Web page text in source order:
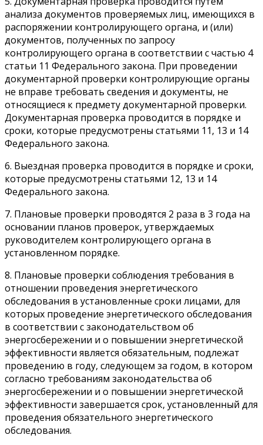
анализа документов проверяемых лиц, имеющихся в
распоряжении контролирующего органа, и (или)
документов, полученных по запросу
контролирующего органа в соответствии с частью 4
статьи 11 Федерального закона. При проведении
документарной проверки контролирующие органы
не вправе требовать сведения и документы, не
относящиеся к предмету документарной проверки.
Документарная проверка проводится в порядке и
сроки, которые предусмотрены статьями 11, 13 и 14
Федерального закона.
6. Выездная проверка проводится в порядке и сроки,
которые предусмотрены статьями 12, 13 и 14
Федерального закона.
7. Плановые проверки проводятся 2 раза в 3 года на
основании планов проверок, утверждаемых
руководителем контролирующего органа в
установленном порядке.
8. Плановые проверки соблюдения требования в
отношении проведения энергетического
обследования в установленные сроки лицами, для
которых проведение энергетического обследования
в соответствии с законодательством об
энергосбережении и о повышении энергетической
эффективности является обязательным, подлежат
проведению в году, следующем за годом, в котором
согласно требованиям законодательства об
энергосбережении и о повышении энергетической
эффективности завершается срок, установленный для
проведения обязательного энергетического
обследования.